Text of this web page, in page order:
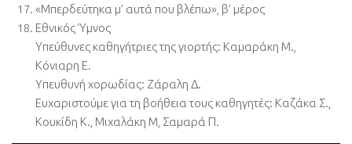
«Μπερδεύτηκα μ’ αυτά που βλέπω», β’ μέρος
Εθνικός Ύμνος
Υπεύθυνες καθηγήτριες της γιορτής: Καμαράκη Μ.,
Κόνιαρη Ε.
Υπευθυνή χορωδίας: Ζάραλη Δ.
Ευχαριστούμε για τη βοήθεια τους καθηγητές: Καζάκα Σ.,
Κουκίδη Κ., Μιχαλάκη Μ, Σαμαρά Π.